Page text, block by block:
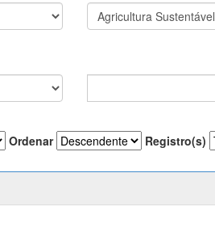
Ordenar Registro(s)